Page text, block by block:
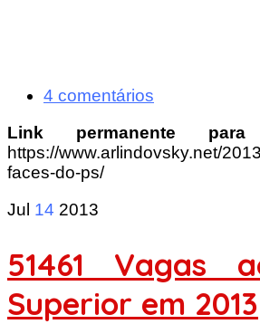
4 comentários
Link permanente
https://www.arlindovsky.net/
faces-do-ps/
Jul 14 2013
51461 Vagas
Superior em 2013